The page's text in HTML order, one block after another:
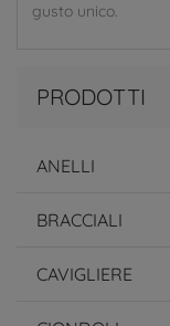
PRODOTTI
ANELLI
BRACCIALI
CAVIGLIERE
gusto unico.